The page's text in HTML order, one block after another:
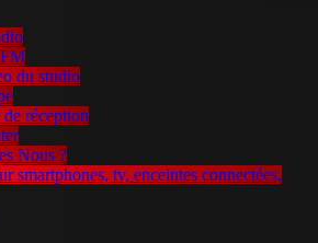
du studio
réception
Nous ?
smartphones, tv, enceintes connectées,